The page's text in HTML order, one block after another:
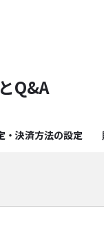
Q&A
・決済方法の設定